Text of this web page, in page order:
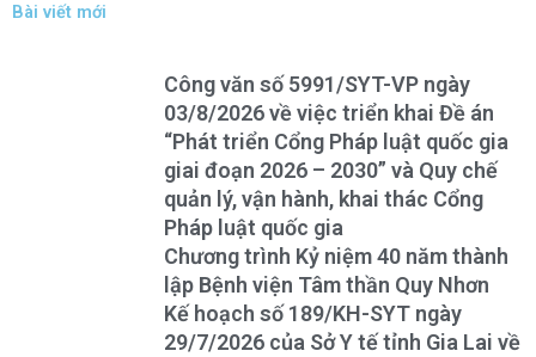
Bài viết mới
Công văn số 5991/SYT-VP ngày
03/8/2026 về việc triển khai Đề án
“Phát triển Cổng Pháp luật quốc gia
giai đoạn 2026 – 2030” và Quy chế
quản lý, vận hành, khai thác Cổng
Pháp luật quốc gia
Chương trình Kỷ niệm 40 năm thành
lập Bệnh viện Tâm thần Quy Nhơn
Kế hoạch số 189/KH-SYT ngày
29/7/2026 của Sở Y tế tỉnh Gia Lai về